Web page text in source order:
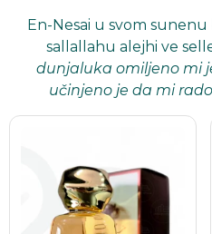
En-Nesai u svom
sallallahu alejhi ve
dunjaluka omiljeno mi
učinjeno je da mi